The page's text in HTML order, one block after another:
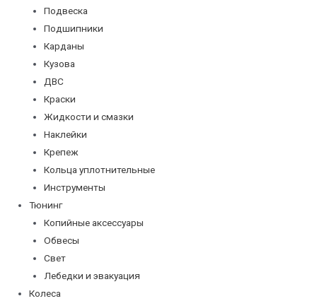
Подвеска
Подшипники
Карданы
Кузова
ДВС
Краски
Жидкости и смазки
Наклейки
Крепеж
Кольца уплотнительные
Инструменты
Тюнинг
Копийные аксессуары
Обвесы
Свет
Лебедки и эвакуация
Колеса